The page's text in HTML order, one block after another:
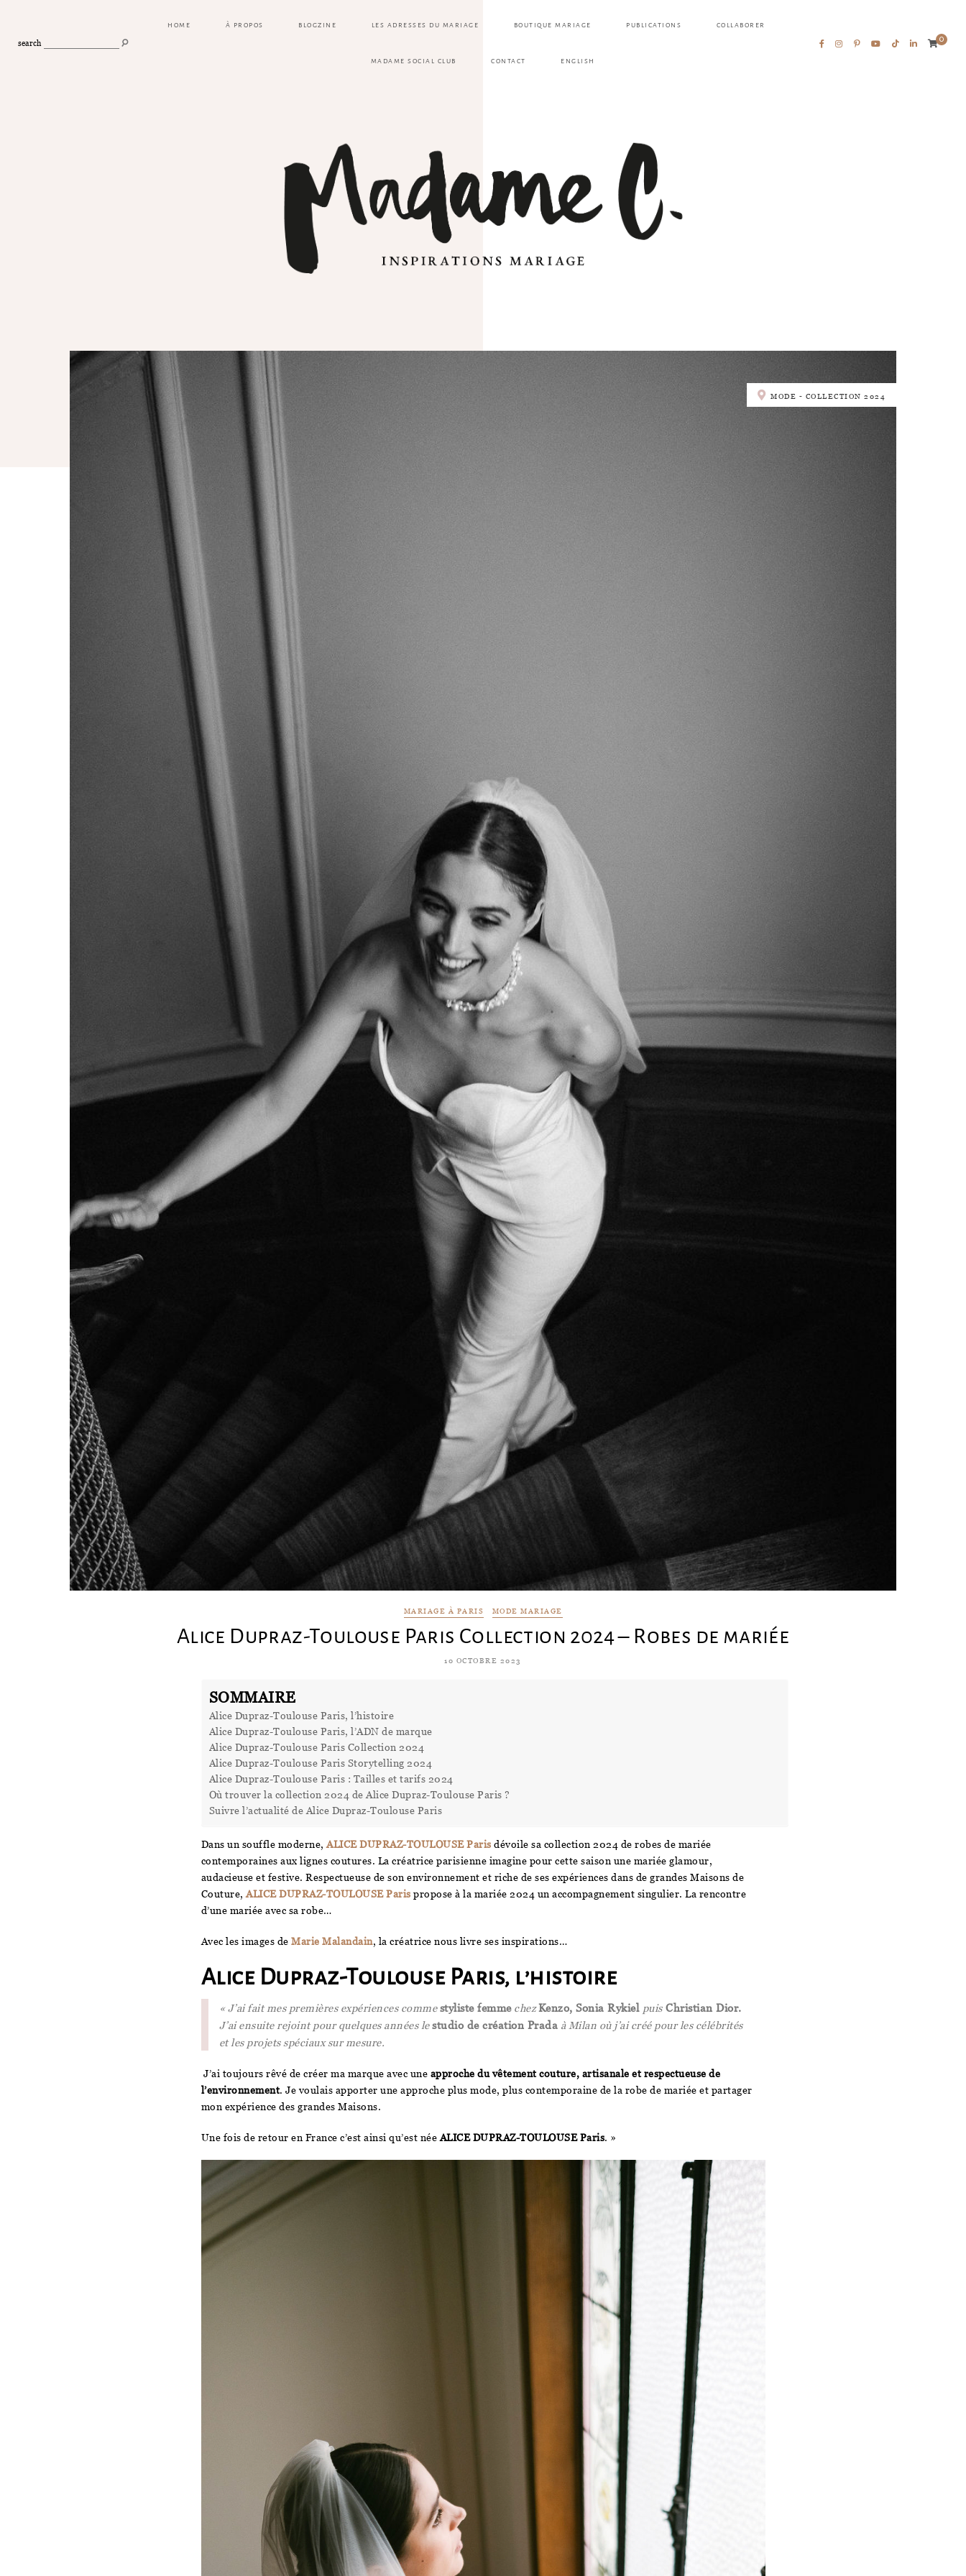
search
HOME À PROPOS BLOGZINE LES ADRESSES DU MARIAGE BOUTIQUE MARIAGE PUBLICATIONS COLLABORER
MADAME SOCIAL CLUB CONTACT ENGLISH
0
MODE - COLLECTION 2024
MARIAGE À PARIS MODE MARIAGE
Alice Dupraz-Toulouse Paris Collection 2024 – Robes de mariée
10 OCTOBRE 2023
SOMMAIRE
Alice Dupraz-Toulouse Paris, l’histoire
Alice Dupraz-Toulouse Paris, l’ADN de marque
Alice Dupraz-Toulouse Paris Collection 2024
Alice Dupraz-Toulouse Paris Storytelling 2024
Alice Dupraz-Toulouse Paris : Tailles et tarifs 2024
Où trouver la collection 2024 de Alice Dupraz-Toulouse Paris ?
Suivre l’actualité de Alice Dupraz-Toulouse Paris
Dans un souffle moderne,ALICE DUPRAZ-TOULOUSE Paris dévoile sa collection 2024 de robes de mariée
contemporaines aux lignes coutures. La créatrice parisienne imagine pour cette saison une mariée glamour,
audacieuse et festive. Respectueuse de son environnement et riche de ses expériences dans de grandes Maisons de
Couture,ALICE DUPRAZ-TOULOUSE Paris propose à la mariée 2024 un accompagnement singulier. La rencontre
d’une mariée avec sa robe…
Avec les images de Marie Malandain, la créatrice nous livre ses inspirations…
Alice Dupraz-Toulouse Paris, l’histoire
« J’ai fait mes premières expériences commestyliste femmechezKenzo, Sonia Rykiel puisChristian Dior.
J’ai ensuite rejoint pour quelques années lestudio de création Prada à Milan où j’ai créé pour les célébrités
et les projets spéciaux sur mesure.
J’ai toujours rêvé de créer ma marque avec une approche du vêtement couture, artisanale et respectueuse de
l’environnement. Je voulais apporter une approche plus mode, plus contemporaine de la robe de mariée et partager
mon expérience des grandes Maisons.
Une fois de retour en France c’est ainsi qu’est néeALICE DUPRAZ-TOULOUSE Paris. »